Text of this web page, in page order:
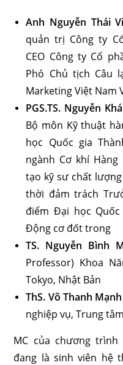
Anh Nguyễn Thái
quản trị Công ty
CEO Công ty Cổ
Phó Chủ tịch Câu
Marketing Việt Nam
PGS.TS. Nguyễn
Bộ môn Kỹ thuật
học Quốc gia
ngành Cơ khí
tạo kỹ sư chất lượng
thời đảm trách
điểm Đại học
Động cơ đốt trong
TS. Nguyễn Bình
Professor) Khoa
Tokyo, Nhật Bản
ThS. Võ Thanh Mạnh
nghiệp vụ, Trung
MC của chương trình
đang là sinh viên hệ